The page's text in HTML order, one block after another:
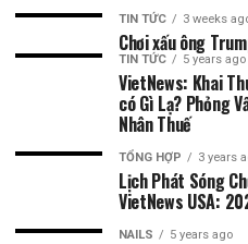
TIN TỨC 3 weeks
Chơi xấu ông
TIN TỨC 5 years ago
VietNews: Khai
có Gì Lạ? Phỏng
Nhân Thuế
TỔNG HỢP 3 years
Lịch Phát Sóng
VietNews USA:
NAILS 5 years ago